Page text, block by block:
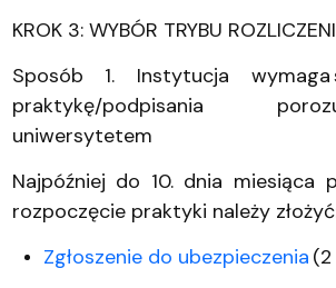
KROK 3: WYBÓR TRYBU
Sposób 1. Instytucja wymaga
praktykę/podpisania
uniwersytetem
Najpóźniej do 10. dnia miesiąca
rozpoczęcie praktyki należy
Zgłoszenie do ubezpieczenia (2